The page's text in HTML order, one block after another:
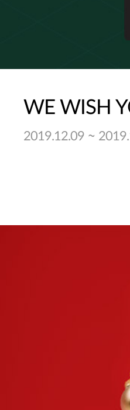
WE WISH
2019.12.09 ~